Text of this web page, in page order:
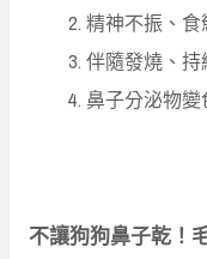
精神不振、食
伴隨發燒、
鼻子分泌物
不讓狗狗鼻子乾！